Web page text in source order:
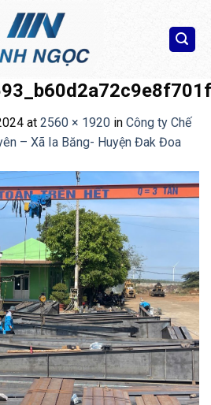
at 2560 × 1920 in Công ty Chế
– Xã Ia Băng- Huyện Đak Đoa